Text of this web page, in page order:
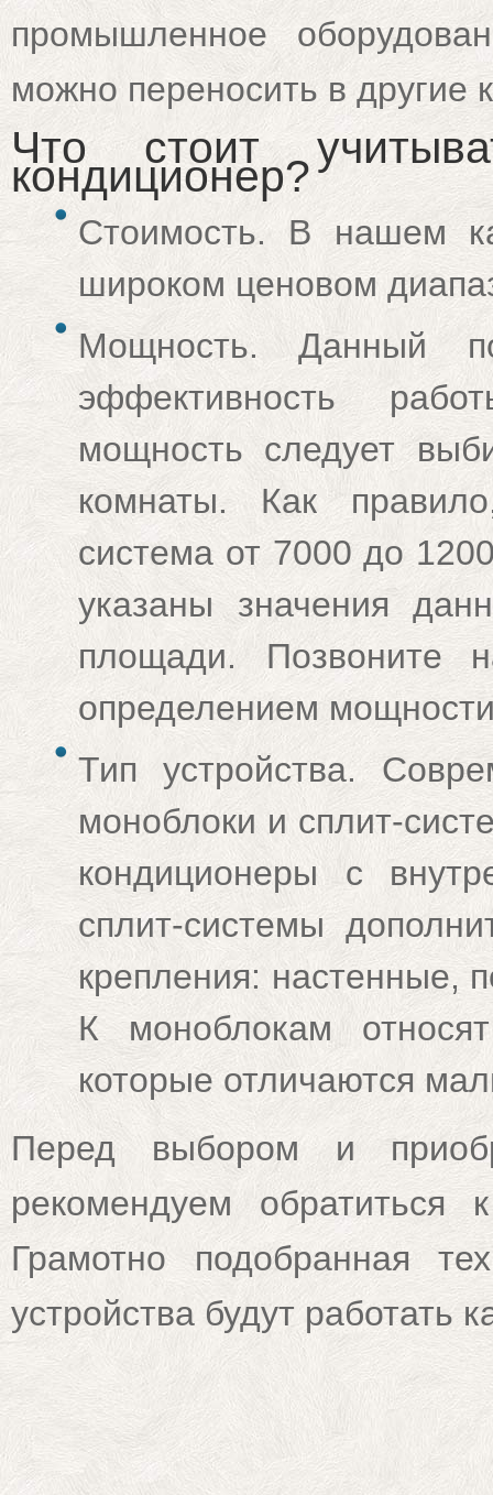
промышленное
можно переносить в другие
Что стоит
кондиционер?
Стоимость. В нашем
широком ценовом
Мощность. Данный
эффективность
мощность следует
комнаты. Как
система от 7000 до
указаны значения
площади. Позвоните
определением
Тип устройства.
моноблоки и сплит-
кондиционеры с
сплит-системы
крепления: настенные,
К моноблокам
которые отличаются
Перед выбором и
рекомендуем
Грамотно подобранная
устройства будут работать